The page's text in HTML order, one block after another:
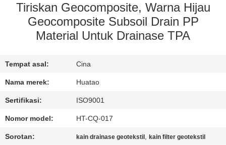
KONTROL
KUALITAS
HUBUNGI
KAMI
BERITA
Tiriskan Geocomposite, Warna Hijau
Geocomposite Subsoil Drain PP
Material Untuk Drainase TPA
Tempat asal: Cina
Nama merek: Huatao
Sertifikasi: ISO9001
Nomor model: HT-CQ-017
Sorotan: kain drainase geotekstil ,kain filter geotekstil